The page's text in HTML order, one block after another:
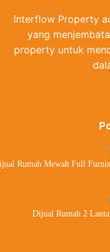
Interflow Property
yang
property untuk
Rumah Mewah Full
Dijual Rumah 2